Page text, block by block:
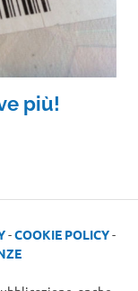
più!
-COOKIE POLICY-